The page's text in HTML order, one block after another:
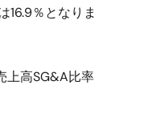
％となりま
上高SG&A比率